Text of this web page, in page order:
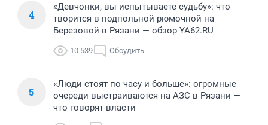
4
«Девчонки, вы испытываете судьбу»: что
творится в подпольной рюмочной на
Березовой в Рязани — обзор YA62.RU
10 539 Обсудить
5
«Люди стоят по часу и больше»: огромные
очереди выстраиваются на АЗС в Рязани —
что говорят власти